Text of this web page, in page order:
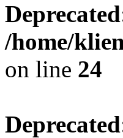
Deprecated
/home/
on line 24
Deprecated